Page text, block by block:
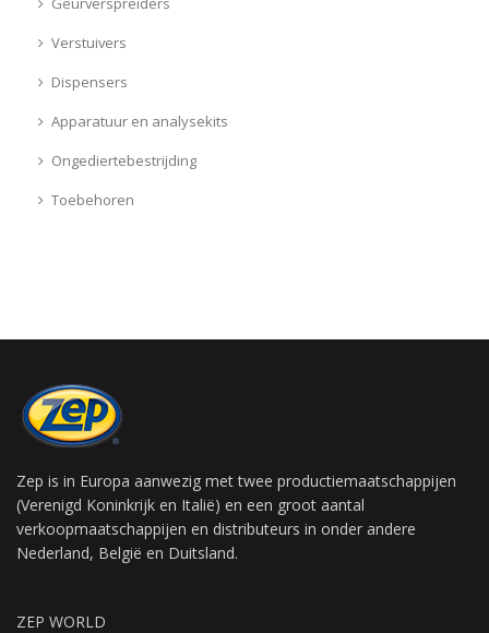
Verstuivers
Dispensers
Apparatuur en analysekits
Ongediertebestrijding
Toebehoren
Zep is in Europa aanwezig met twee productiemaatschappijen
(Verenigd Koninkrijk en Italië) en een groot aantal
verkoopmaatschappijen en distributeurs in onder andere
Nederland, België en Duitsland.
ZEP WORLD